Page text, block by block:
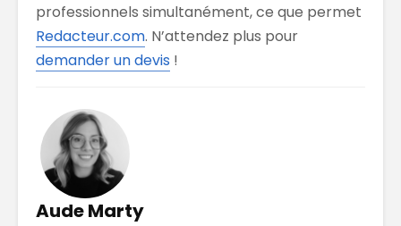
professionnels simultanément, ce que permet
Redacteur.com. N’attendez plus pour
demander un devis !
Aude Marty